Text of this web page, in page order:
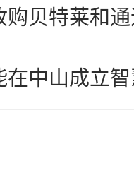
购贝特莱和
在中山成立